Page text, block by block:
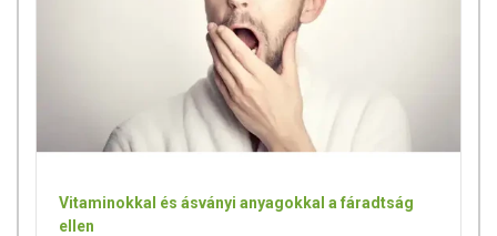
Vitaminokkal és ásványi anyagokkal a fáradtság
ellen